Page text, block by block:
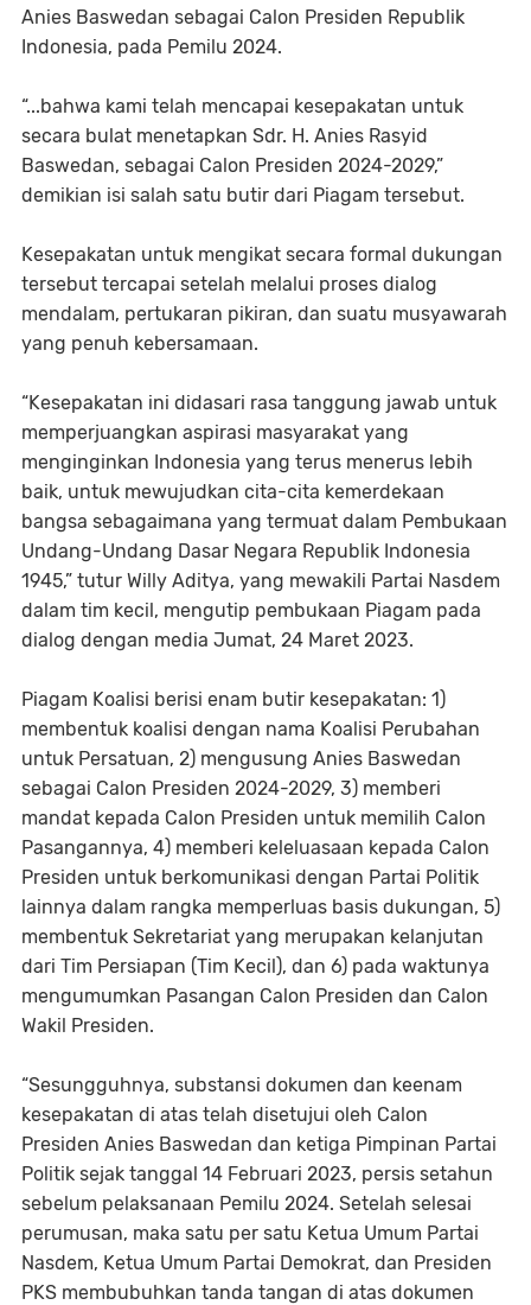
Anies Baswedan sebagai Calon Presiden Republik
Indonesia, pada Pemilu 2024.
“...bahwa kami telah mencapai kesepakatan untuk
secara bulat menetapkan Sdr. H. Anies Rasyid
Baswedan, sebagai Calon Presiden 2024-2029,”
demikian isi salah satu butir dari Piagam tersebut.
Kesepakatan untuk mengikat secara formal dukungan
tersebut tercapai setelah melalui proses dialog
mendalam, pertukaran pikiran, dan suatu musyawarah
yang penuh kebersamaan.
“Kesepakatan ini didasari rasa tanggung jawab untuk
memperjuangkan aspirasi masyarakat yang
menginginkan Indonesia yang terus menerus lebih
baik, untuk mewujudkan cita-cita kemerdekaan
bangsa sebagaimana yang termuat dalam Pembukaan
Undang-Undang Dasar Negara Republik Indonesia
1945,” tutur Willy Aditya, yang mewakili Partai Nasdem
dalam tim kecil, mengutip pembukaan Piagam pada
dialog dengan media Jumat, 24 Maret 2023.
Piagam Koalisi berisi enam butir kesepakatan: 1)
membentuk koalisi dengan nama Koalisi Perubahan
untuk Persatuan, 2) mengusung Anies Baswedan
sebagai Calon Presiden 2024-2029, 3) memberi
mandat kepada Calon Presiden untuk memilih Calon
Pasangannya, 4) memberi keleluasaan kepada Calon
Presiden untuk berkomunikasi dengan Partai Politik
lainnya dalam rangka memperluas basis dukungan, 5)
membentuk Sekretariat yang merupakan kelanjutan
dari Tim Persiapan (Tim Kecil), dan 6) pada waktunya
mengumumkan Pasangan Calon Presiden dan Calon
Wakil Presiden.
“Sesungguhnya, substansi dokumen dan keenam
kesepakatan di atas telah disetujui oleh Calon
Presiden Anies Baswedan dan ketiga Pimpinan Partai
Politik sejak tanggal 14 Februari 2023, persis setahun
sebelum pelaksanaan Pemilu 2024. Setelah selesai
perumusan, maka satu per satu Ketua Umum Partai
Nasdem, Ketua Umum Partai Demokrat, dan Presiden
PKS membubuhkan tanda tangan di atas dokumen